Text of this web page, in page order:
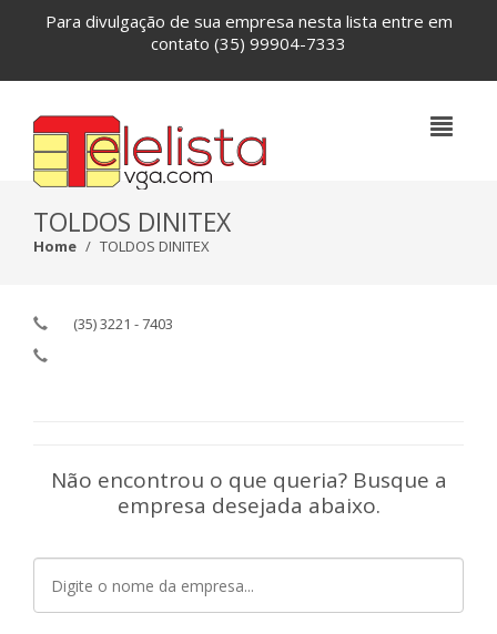
Para divulgação de sua empresa nesta lista entre em
contato (35) 99904-7333
TOLDOS DINITEX
Home TOLDOS DINITEX
(35) 3221 - 7403
Não encontrou o que queria? Busque a
empresa desejada abaixo.